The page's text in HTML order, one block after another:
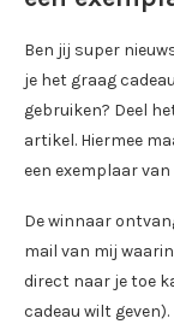
Ben jij super
je het graag
gebruiken? Deel
artikel. Hiermee
een exemplaar van
De winnaar
mail van mij
direct naar je toe
cadeau wilt geven).